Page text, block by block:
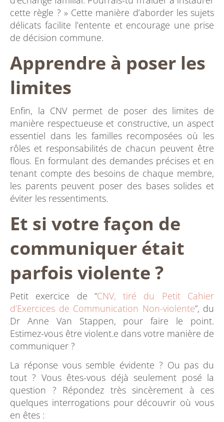
cette règle ? » Cette manière d’aborder les sujets
délicats facilite l’entente et encourage une prise
de décision commune.
Apprendre à poser les
limites
Enfin, la CNV permet de poser des limites de
manière respectueuse et constructive, un aspect
essentiel dans les familles recomposées où les
rôles et responsabilités de chacun peuvent être
flous. En formulant des demandes précises et en
tenant compte des besoins de chaque membre,
les parents peuvent poser des bases solides et
éviter les ressentiments.
Et si votre façon de
communiquer était
parfois violente ?
Petit exercice de “CNV, tiré du Petit Cahier
d’Exercices de Communication Non-violente”, du
Dr Anne Van Stappen, pour faire le point.
Estimez-vous être violent.e dans votre manière de
communiquer ?
La réponse vous semble évidente ? Ou pas du
tout ? Vous êtes-vous déjà seulement posé la
question ? Répondez très sincèrement à ces
quelques interrogations pour découvrir où vous
en êtes :